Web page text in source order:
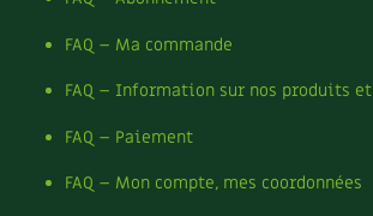
Recyclage
Réparation
Reproduction
Rocaille
Ronce (ou mûre de jardin)
FAQ – Ma commande
FAQ – Information sur nos produits
FAQ – Paiement
FAQ – Mon compte, mes coordonnées